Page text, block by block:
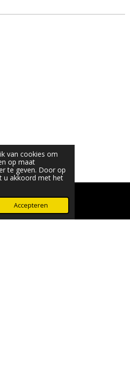
van cookies om
op maat
te geven. Door op
u akkoord met het
Accepteren
by Robyn
WhatsApp